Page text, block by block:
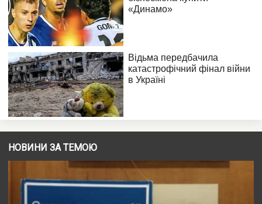
НОВИНИ ЗА ТЕМОЮ